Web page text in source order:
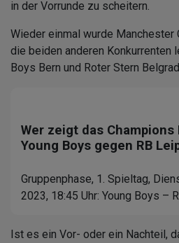
in der Vorrunde zu scheitern.
Wieder einmal wurde Manchester
die beiden anderen Konkurrenten
Boys Bern und Roter Stern
Wer zeigt das Champions
Young Boys gegen RB
Gruppenphase, 1. Spieltag,
2023, 18:45 Uhr: Young Boys –
Ist es ein Vor- oder ein Nachteil,